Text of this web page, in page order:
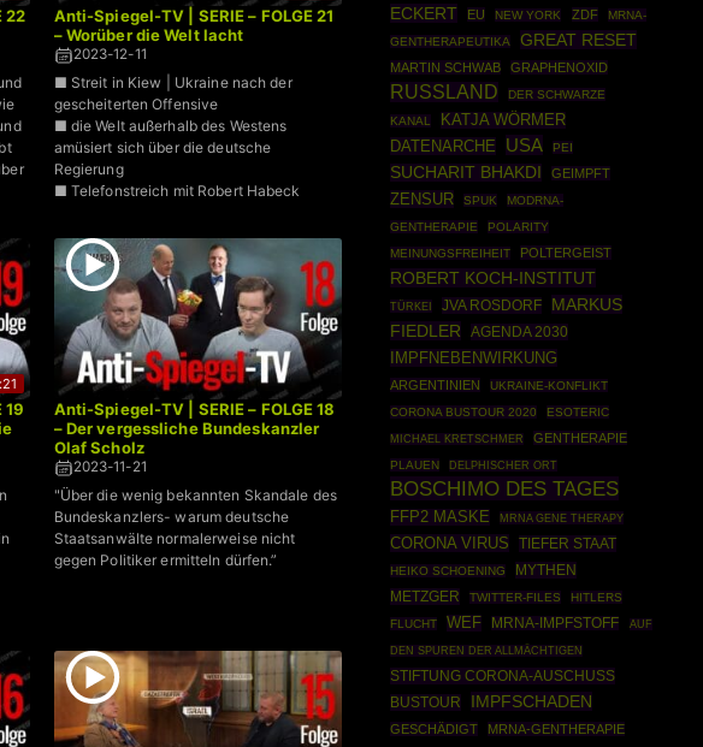
22
Anti-Spiegel-TV | SERIE – FOLGE 21
– Worüber die Welt lacht
2023-12-11
■ Streit in Kiew | Ukraine nach der
gescheiterten Offensive
■ die Welt außerhalb des Westens
amüsiert sich über die deutsche
Regierung
■ Telefonstreich mit Robert Habeck
19
Anti-Spiegel-TV | SERIE – FOLGE 18
– Der vergessliche Bundeskanzler
Olaf Scholz
2023-11-21
"Über die wenig bekannten Skandale des
Bundeskanzlers- warum deutsche
Staatsanwälte normalerweise nicht
gegen Politiker ermitteln dürfen.”
ECKERT
EU NEW YORK ZDF
MRNA-
GENTHERAPEUTIKA
GREAT RESET
MARTIN SCHWAB GRAPHENOXID
RUSSLAND
DER SCHWARZE
KANAL
KATJA WÖRMER
DATENARCHE USA PEI
SUCHARIT BHAKDI GEIMPFT
ZENSUR SPUK
MODRNA-
GENTHERAPIE
POLARITY
MEINUNGSFREIHEIT
POLTERGEIST
ROBERT KOCH-INSTITUT
TÜRKEI JVA ROSDORF
MARKUS
FIEDLER
AGENDA 2030
IMPFNEBENWIRKUNG
ARGENTINIEN
UKRAINE-KONFLIKT
CORONA BUSTOUR 2020
ESOTERIC
MICHAEL KRETSCHMER GENTHERAPIE
PLAUEN DELPHISCHER ORT
BOSCHIMO DES TAGES
FFP2 MASKE MRNA GENE THERAPY
CORONA VIRUS TIEFER STAAT
HEIKO SCHOENING
MYTHEN
METZGER
TWITTER-FILES
HITLERS
FLUCHT
WEF MRNA-IMPFSTOFF AUF
DEN SPUREN DER ALLMÄCHTIGEN
STIFTUNG CORONA-AUSCHUSS
BUSTOUR
IMPFSCHADEN
GESCHÄDIGT
MRNA-GENTHERAPIE